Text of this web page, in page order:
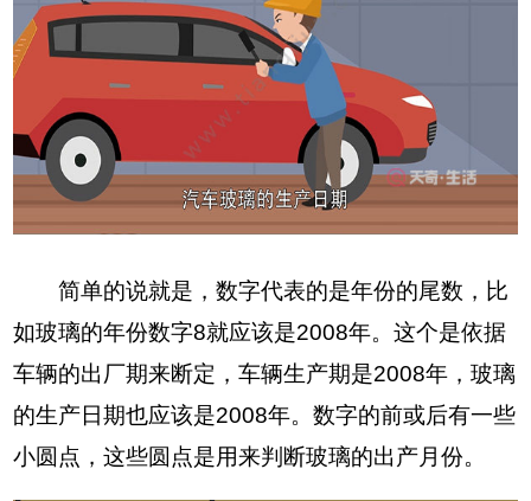
简单的说就是，数字代表的是年份的尾数，比
如玻璃的年份数字8就应该是2008年。这个是依据
车辆的出厂期来断定，车辆生产期是2008年，玻璃
的生产日期也应该是2008年。数字的前或后有一些
小圆点，这些圆点是用来判断玻璃的出产月份。